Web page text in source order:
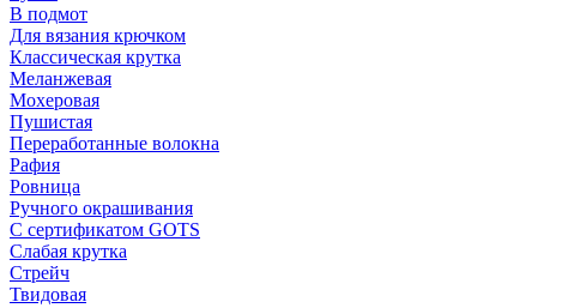
В подмот
Для вязания крючком
Классическая крутка
Меланжевая
Мохеровая
Пушистая
Переработанные волокна
Рафия
Ровница
Ручного окрашивания
С сертификатом GOTS
Слабая крутка
Стрейч
Твидовая